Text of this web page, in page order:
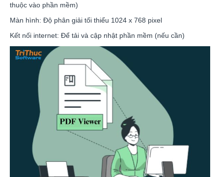
thuộc vào phần mềm)
Màn hình: Độ phân giải tối thiểu 1024 x 768 pixel
Kết nối internet: Để tải và cập nhật phần mềm (nếu cần)